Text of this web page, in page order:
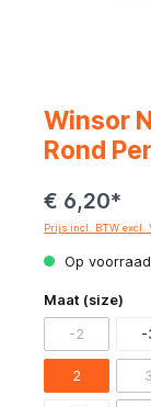
Winsor
Rond
€ 6,20*
Prijs incl. BTW excl.
Op
Maat (size)
-2 -
2 3